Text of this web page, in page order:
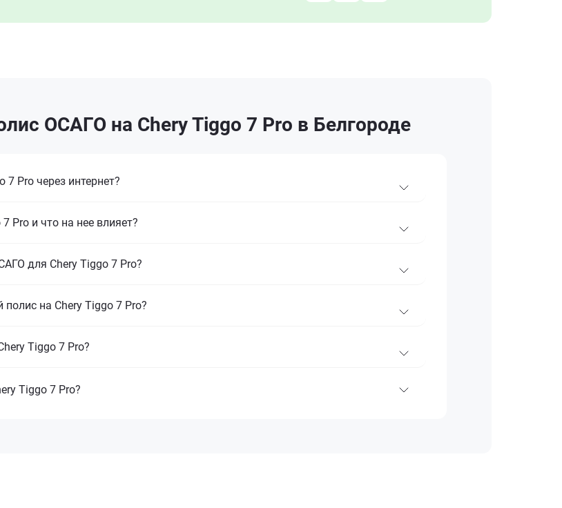
ОСАГО на Chery Tiggo 7 Pro в Белгороде
Pro через интернет?
Pro и что на нее влияет?
для Chery Tiggo 7 Pro?
на Chery Tiggo 7 Pro?
Tiggo 7 Pro?
Tiggo 7 Pro?